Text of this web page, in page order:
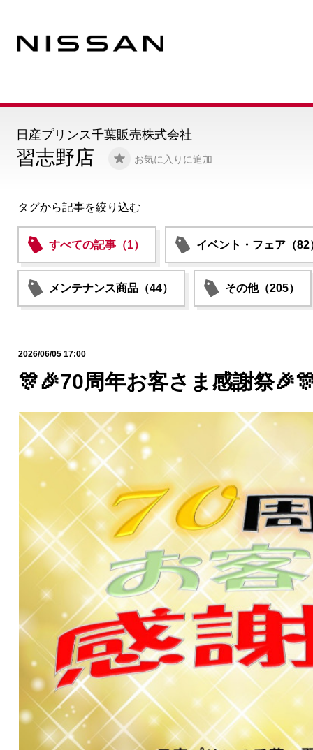
習志野店 お気に入りに追加
日産プリンス千葉販売株式会社
タグから記事を絞り込む
すべての記事（1） イベント・フェア（82
メンテナンス商品（44） その他（205）
2026/06/05 17:00
🎊🎉70周年お客さま感謝祭